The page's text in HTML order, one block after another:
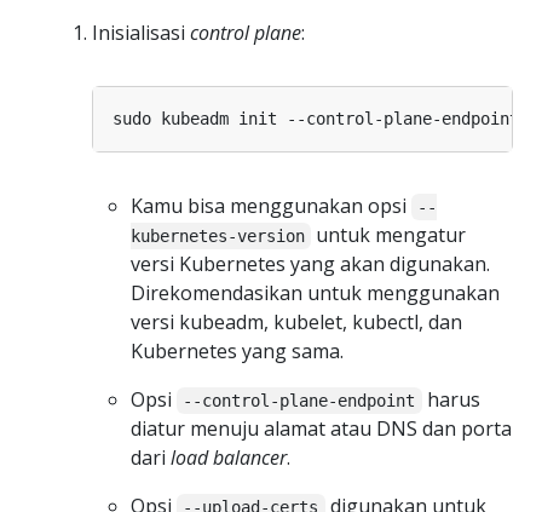
Inisialisasi control plane:
sudo kubeadm init --control-plane-endpoint
Kamu bisa menggunakan opsi
--
kubernetes-version
untuk mengatur
versi Kubernetes yang akan digunakan.
Direkomendasikan untuk menggunakan
versi kubeadm, kubelet, kubectl, dan
Kubernetes yang sama.
Opsi
--control-plane-endpoint
harus
diatur menuju alamat atau DNS dan porta
dari load balancer.
Opsi
--upload-certs
digunakan untuk